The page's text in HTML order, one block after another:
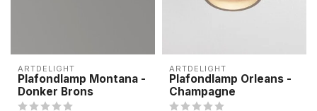
ARTDELIGHT
Plafondlamp Montana -
Donker Brons
ARTDELIGHT
Plafondlamp Orleans -
Champagne